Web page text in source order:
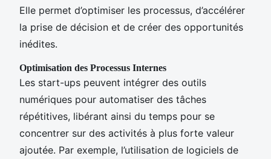
Elle permet d’optimiser les processus, d’accélérer
la prise de décision et de créer des opportunités
inédites.
Optimisation des Processus Internes
Les start-ups peuvent intégrer des outils
numériques pour automatiser des tâches
répétitives, libérant ainsi du temps pour se
concentrer sur des activités à plus forte valeur
ajoutée. Par exemple, l’utilisation de logiciels de